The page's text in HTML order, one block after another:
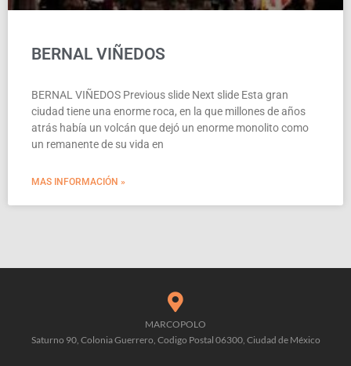
BERNAL VIÑEDOS
BERNAL VIÑEDOS Previous slide Next slide Esta gran
ciudad tiene una enorme roca, en la que millones de años
atrás había un volcán que dejó un enorme monolito como
un remanente de su vida en
MAS INFORMACIÓN »
MARCOPOLO
Saturno 90, Colonia Guerrero, Codigo Postal 06300, Ciudad de México